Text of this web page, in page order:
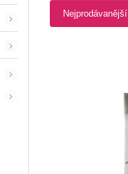
Nejprodávanější